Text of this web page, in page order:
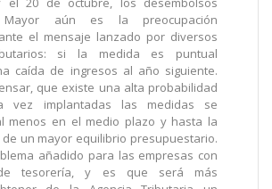
Mayor aún es la preocupación
el mensaje lanzado por diversos
si la medida es puntual
caída de ingresos al año siguiente.
que existe una alta probabilidad
vez implantadas las medidas se
menos en el medio plazo y hasta la
un mayor equilibrio presupuestario.
añadido para las empresas con
tesorería, y es que será más